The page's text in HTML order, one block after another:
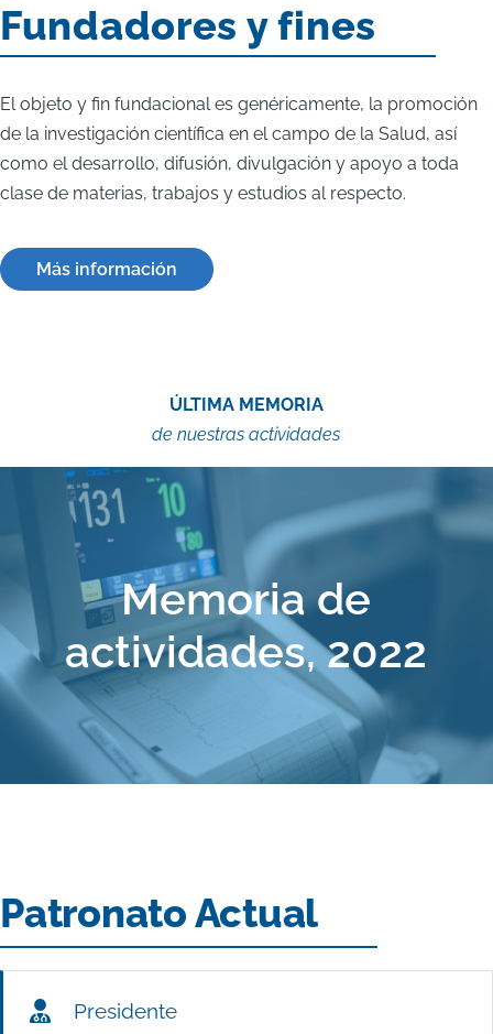
Fundadores y fines
El objeto y fin fundacional es genéricamente, la promoción
de la investigación científica en el campo de la Salud, así
como el desarrollo, difusión, divulgación y apoyo a toda
clase de materias, trabajos y estudios al respecto.
Más información
ÚLTIMA MEMORIA
de nuestras actividades
Memoria de
actividades, 2022
Patronato Actual
Presidente